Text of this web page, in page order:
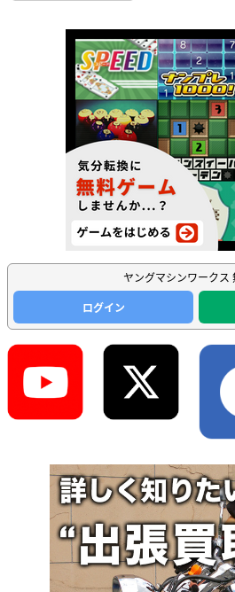
ヤングマシンワークス
ログイン